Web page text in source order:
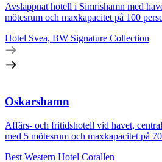
Avslappnat hotell i Simrishamn med
mötesrum och maxkapacitet på 100
Hotel Svea, BW Signature Collection
Oskarshamn
Affärs- och fritidshotell vid havet,
med 5 mötesrum och maxkapacitet på
Best Western Hotel Corallen